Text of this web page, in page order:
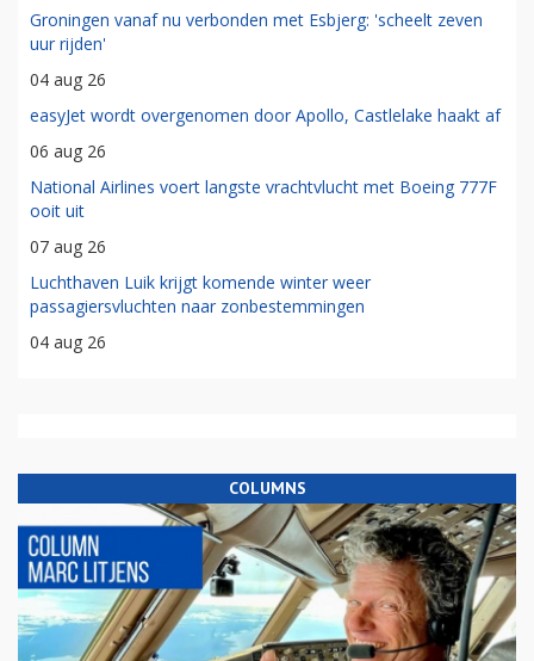
Groningen vanaf nu verbonden met Esbjerg: 'scheelt zeven
uur rijden'
04 aug 26
easyJet wordt overgenomen door Apollo, Castlelake haakt af
06 aug 26
National Airlines voert langste vrachtvlucht met Boeing 777F
ooit uit
07 aug 26
Luchthaven Luik krijgt komende winter weer
passagiersvluchten naar zonbestemmingen
04 aug 26
COLUMNS